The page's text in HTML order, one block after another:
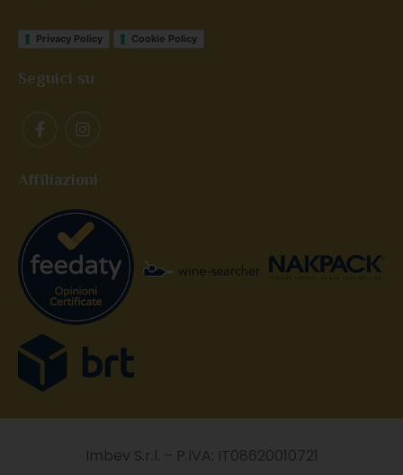
Privacy Policy Cookie Policy
Seguici su
Affiliazioni
Imbev S.r.l. – P.IVA: IT08620010721